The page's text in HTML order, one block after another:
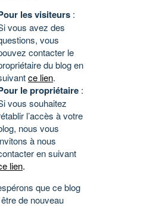
les visiteurs :
vous avez des
vous
contacter le
du blog en
ce lien.
le propriétaire :
vous souhaitez
l’accès à votre
nous vous
à nous
en suivant
lien.
que ce blog
de nouveau